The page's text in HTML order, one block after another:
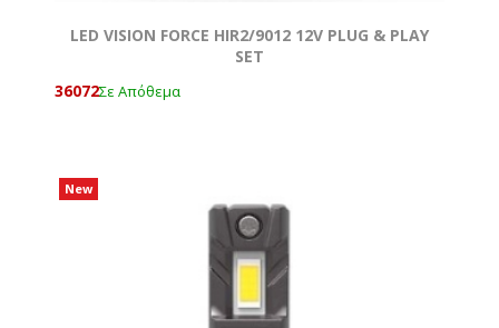
LED VISION FORCE HIR2/9012 12V PLUG & PLAY
SET
36072Σε Απόθεμα
New